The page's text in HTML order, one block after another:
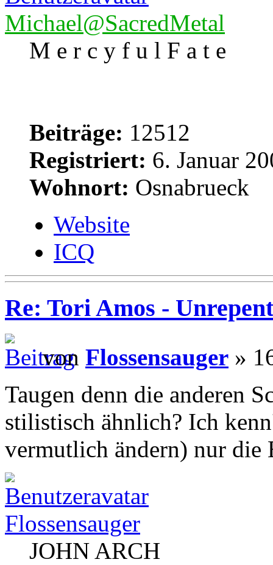
Michael@SacredMetal
M e r c y f u l F a t e
Beiträge: 12512
Registriert: 6. Januar
Wohnort: Osnabrueck
Website
ICQ
Re: Tori Amos -
von Flossensauger »
Taugen denn die anderen
stilistisch ähnlich? Ich
vermutlich ändern) nur die
Flossensauger
JOHN ARCH